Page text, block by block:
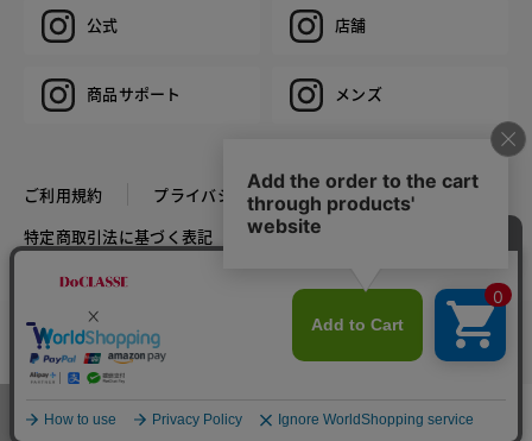
カラー・サイズを選択する
公式 店舗
商品サポート メンズ
ご利用規約
プライバシーポリシー
特定商取引法に基づく表記
推奨環境
COPYRIGHT © DoCLASSE ALL RIGHTS RESERVED.